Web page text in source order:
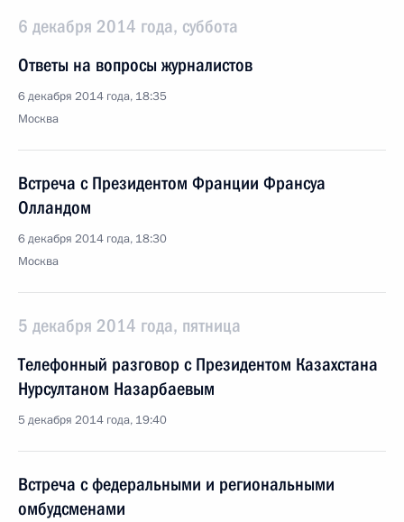
6 декабря 2014 года, суббота
Ответы на вопросы журналистов
6 декабря 2014 года, 18:35
Москва
Встреча с Президентом Франции Франсуа
Олландом
6 декабря 2014 года, 18:30
Москва
5 декабря 2014 года, пятница
Телефонный разговор с Президентом Казахстана
Нурсултаном Назарбаевым
5 декабря 2014 года, 19:40
Встреча с федеральными и региональными
омбудсменами